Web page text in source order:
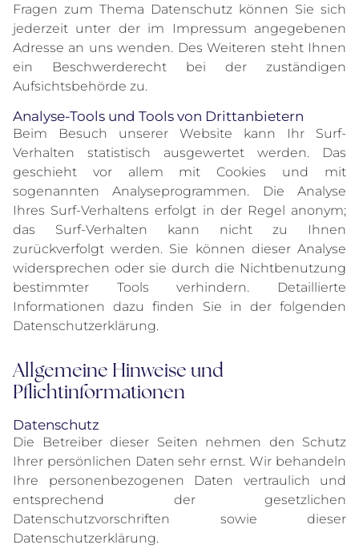
Fragen zum Thema Datenschutz können Sie sich
jederzeit unter der im Impressum angegebenen
Adresse an uns wenden. Des Weiteren steht Ihnen
ein Beschwerderecht bei der zuständigen
Aufsichtsbehörde zu.
Analyse-Tools und Tools von Drittanbietern
Beim Besuch unserer Website kann Ihr Surf-
Verhalten statistisch ausgewertet werden. Das
geschieht vor allem mit Cookies und mit
sogenannten Analyseprogrammen. Die Analyse
Ihres Surf-Verhaltens erfolgt in der Regel anonym;
das Surf-Verhalten kann nicht zu Ihnen
zurückverfolgt werden. Sie können dieser Analyse
widersprechen oder sie durch die Nichtbenutzung
bestimmter Tools verhindern. Detaillierte
Informationen dazu finden Sie in der folgenden
Datenschutzerklärung.
Allgemeine Hinweise und
Pflichtinformationen
Datenschutz
Die Betreiber dieser Seiten nehmen den Schutz
Ihrer persönlichen Daten sehr ernst. Wir behandeln
Ihre personenbezogenen Daten vertraulich und
entsprechend der gesetzlichen
Datenschutzvorschriften sowie dieser
Datenschutzerklärung.